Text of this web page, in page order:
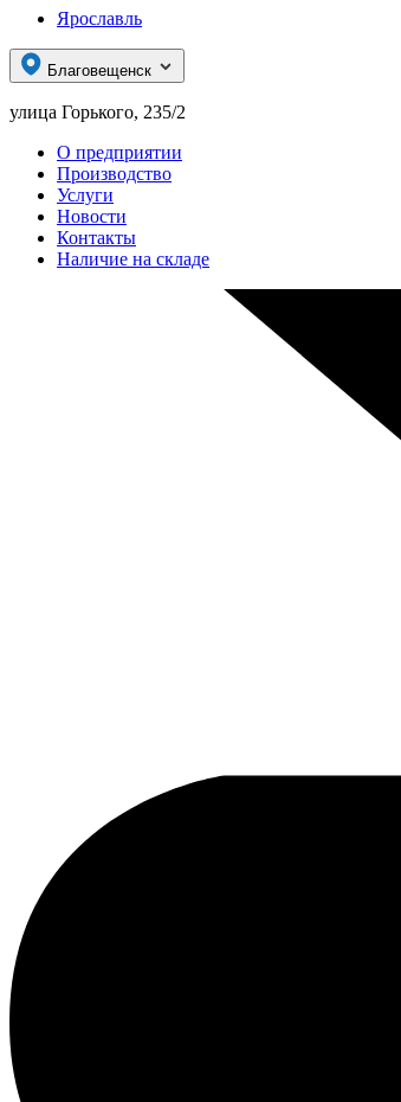
Ярославль
Благовещенск
улица Горького, 235/2
О предприятии
Производство
Услуги
Новости
Контакты
Наличие на складе